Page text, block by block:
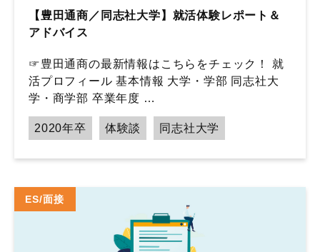
【豊田通商／同志社大学】就活体験レポート＆
アドバイス
☞豊田通商の最新情報はこちらをチェック！ 就
活プロフィール 基本情報 大学・学部 同志社大
学・商学部 卒業年度 …
2020年卒 体験談 同志社大学
ES/面接